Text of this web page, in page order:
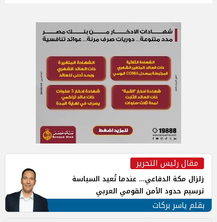
مقال رئيس التحرير
زلزال مكة الدفاعي... عندما تُعيد السياسة
ترسيم حدود الأمن القومي العربي
بقلم ياسر بركات